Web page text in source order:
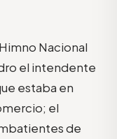
Nacional
el intendente
estaba en
el
de